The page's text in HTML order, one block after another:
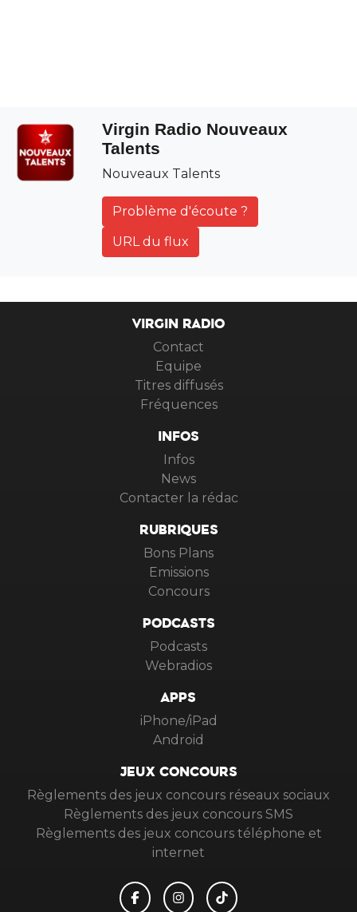
Virgin Radio Nouveaux
Talents
Nouveaux Talents
Problème d'écoute ?
URL du flux
VIRGIN RADIO
Contact
Equipe
Titres diffusés
Fréquences
INFOS
Infos
News
Contacter la rédac
RUBRIQUES
Bons Plans
Emissions
Concours
PODCASTS
Podcasts
Webradios
APPS
iPhone/iPad
Android
JEUX CONCOURS
Règlements des jeux concours réseaux sociaux
Règlements des jeux concours SMS
Règlements des jeux concours téléphone et
internet